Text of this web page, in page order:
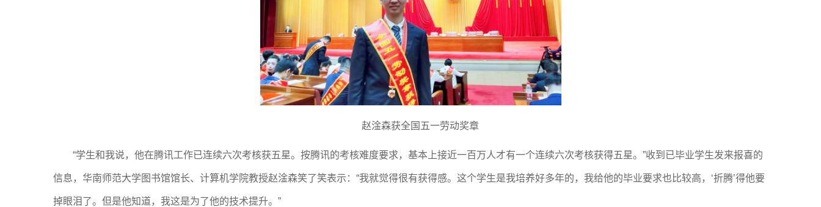
赵淦森获全国五一劳动奖章
“学生和我说，他在腾讯工作已连续六次考核获五星。按腾讯的考核难度要求，基本上接近一百万人才有一个连续六次考核获得五星。”收到已毕业学生发来报喜的
信息，华南师范大学图书馆馆长、计算机学院教授赵淦森笑了笑表示：“我就觉得很有获得感。这个学生是我培养好多年的，我给他的毕业要求也比较高，‘折腾’得他要
掉眼泪了。但是他知道，我这是为了他的技术提升。”